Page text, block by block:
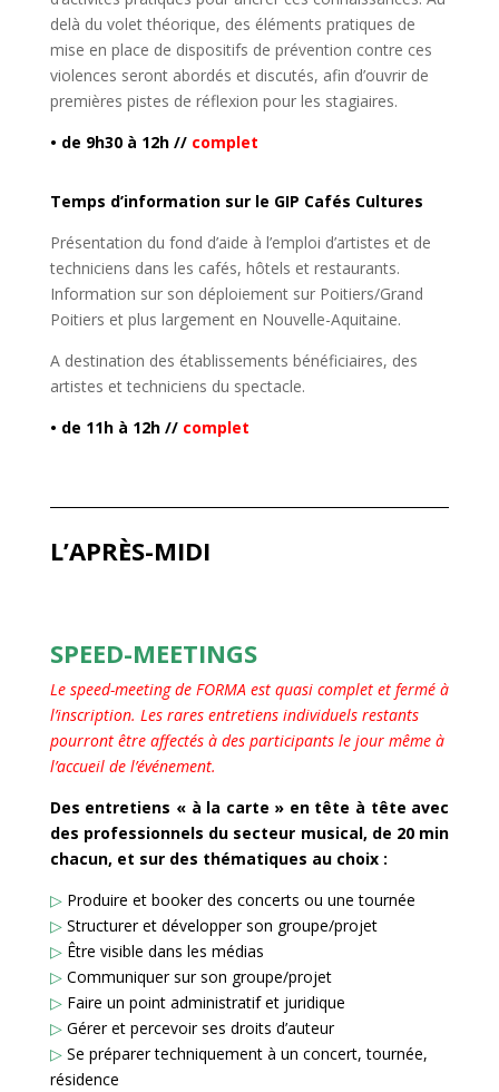
delà du volet théorique, des éléments pratiques de
mise en place de dispositifs de prévention contre ces
violences seront abordés et discutés, afin d’ouvrir de
premières pistes de réflexion pour les stagiaires.
• de 9h30 à 12h // complet
Temps d’information sur le GIP Cafés Cultures
Présentation du fond d’aide à l’emploi d’artistes et de
techniciens dans les cafés, hôtels et restaurants.
Information sur son déploiement sur Poitiers/Grand
Poitiers et plus largement en Nouvelle-Aquitaine.
A destination des établissements bénéficiaires, des
artistes et techniciens du spectacle.
• de 11h à 12h // complet
L’APRÈS-MIDI
SPEED-MEETINGS
Le speed-meeting de FORMA est quasi complet et fermé à
l’inscription. Les rares entretiens individuels restants
pourront être affectés à des participants le jour même à
l’accueil de l’événement.
Des entretiens « à la carte » en tête à tête avec
des professionnels du secteur musical, de 20 min
chacun, et sur des thématiques au choix :
▷Produire et booker des concerts ou une tournée
▷Structurer et développer son groupe/projet
▷Être visible dans les médias
▷Communiquer sur son groupe/projet
▷Faire un point administratif et juridique
▷Gérer et percevoir ses droits d’auteur
▷Se préparer techniquement à un concert, tournée,
résidence